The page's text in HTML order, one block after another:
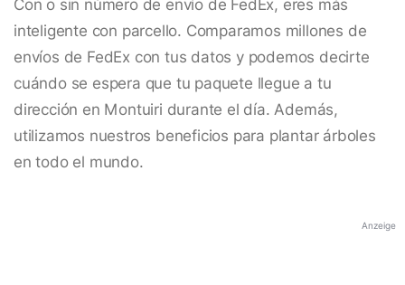
Con o sin número de envío de FedEx, eres más
inteligente con parcello. Comparamos millones de
envíos de FedEx con tus datos y podemos decirte
cuándo se espera que tu paquete llegue a tu
dirección en Montuiri durante el día. Además,
utilizamos nuestros beneficios para plantar árboles
en todo el mundo.
Anzeige